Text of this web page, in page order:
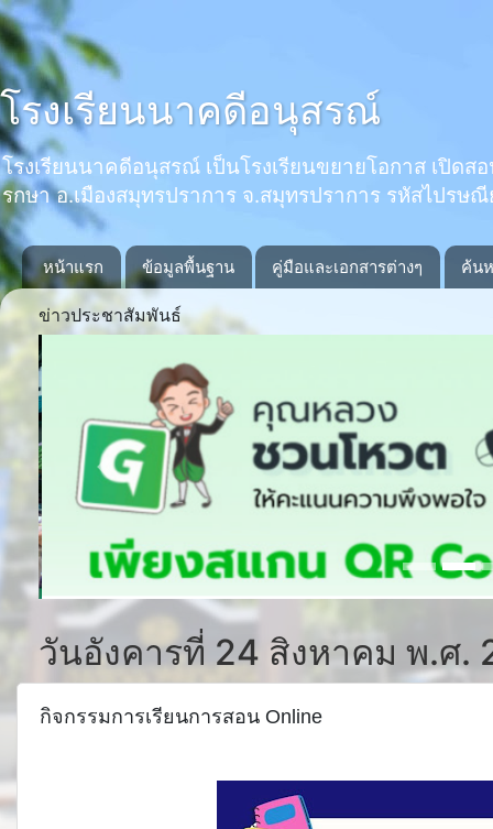
โรงเรียนนาคดีอนุสรณ์
โรงเรียนนาคดีอนุสรณ์ เป็นโรงเรียนขยายโอกาส เปิ
รกษา อ.เมืองสมุทรปราการ จ.สมุทรปราการ รหัสไปรษ
หน้าแรก ข้อมูลพื้นฐาน คู่มือและเอกสารต่างๆ ค้น
ข่าวประชาสัมพันธ์
Previous
วันอังคารที่ 24 สิงหาคม พ.ศ.
กิจกรรมการเรียนการสอน Online